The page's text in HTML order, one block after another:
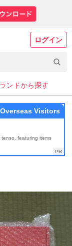
ログイン
ンドから探す
tenso, featuring items
Overseas Visitors